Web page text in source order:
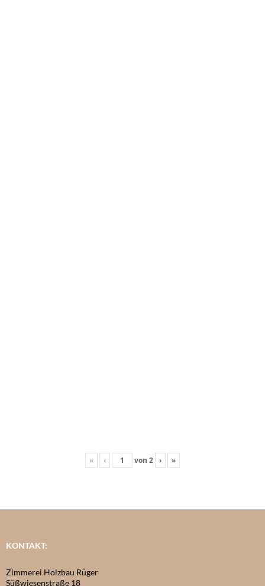
« ‹ von 2 › »
KONTAKT:
Zimmerei Holzbau Rüger
Süßwiesenstraße 18